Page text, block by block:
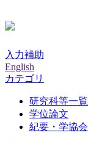
入力補助
English
カテゴリ
研究科等一覧
学位論文
紀要・学協会